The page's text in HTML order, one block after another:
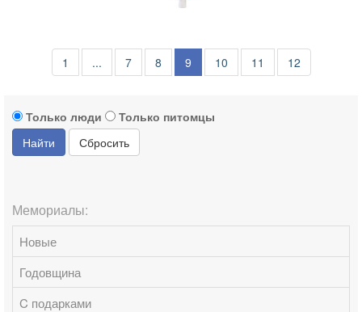
1 ... 7 8 9 10 11 12
Только люди
Только питомцы
Найти
Сбросить
Мемориалы:
Новые
Годовщина
C подарками